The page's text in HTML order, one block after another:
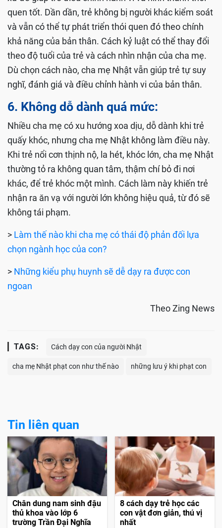
quen tốt. Dần dần, trẻ không bị người khác kiểm soát
và vẫn có thể tự phát triển thói quen đó theo chính
khả năng của bản thân. Cách kỷ luật có thể thay đổi
theo độ tuổi của trẻ và cách nhìn nhận của cha mẹ.
Dù chọn cách nào, cha mẹ Nhật vẫn giúp trẻ tự suy
nghĩ, đánh giá và điều chỉnh hành vi của bản thân.
6. Không dỗ dành quá mức:
Nhiều cha mẹ có xu hướng xoa dịu, dỗ dành khi trẻ
quấy khóc, nhưng cha mẹ Nhật không làm điều này.
Khi trẻ nổi cơn thịnh nộ, la hét, khóc lớn, cha mẹ Nhật
thường tỏ ra không quan tâm, thậm chí bỏ đi nơi
khác, để trẻ khóc một mình. Cách làm này khiến trẻ
nhận ra ăn vạ với người lớn không hiệu quả, từ đó sẽ
không tái phạm.
> Làm thế nào khi cha mẹ có thái độ phản đối lựa
chọn ngành học của con?
> Những kiểu phụ huynh sẽ dễ dạy ra được con
ngoan
Theo Zing News
TAGS: Cách dạy con của người Nhật
cha mẹ Nhật phạt con như thế nào những lưu ý khi phạt con
Tin liên quan
Chân dung nam sinh đậu
thủ khoa vào lớp 6
trường Trần Đại Nghĩa
8 cách dạy trẻ học các
con vật đơn giản, thú vị
nhất